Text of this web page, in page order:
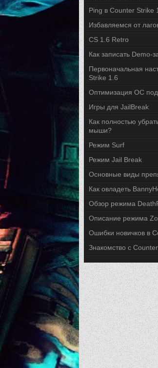
Ping в Counter Strike
Избавляемся от
CS 1.6 Retro
Как записать Demo-
Первоначальная
Strike 1.6
Оптимизация ОС под
Игры для JailBreak
Как полностью
мыши?
Режим Surf
Режим Jail Break
Основные виды
Как овладеть
Обзор режима
Описание режима
Ошибки новичков в
Знакомство с